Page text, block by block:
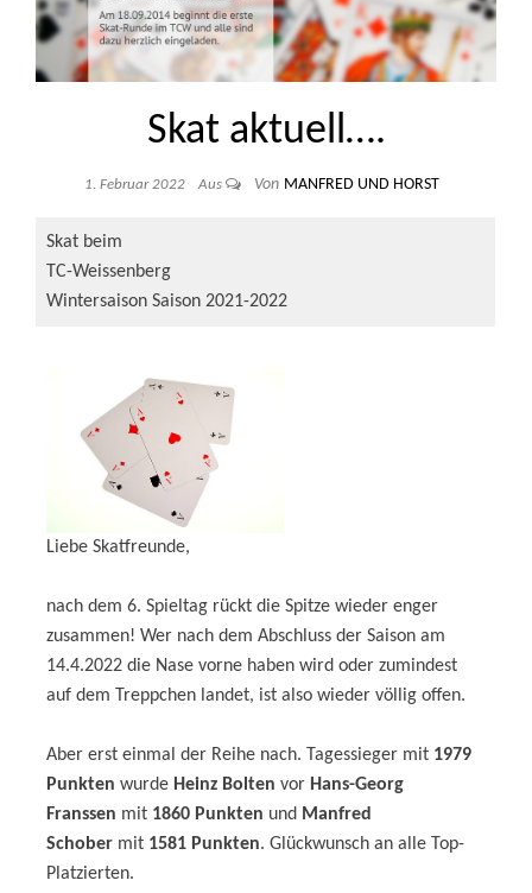
Skat aktuell….
1. Februar 2022 Aus Von MANFRED UND HORST
Skat beim
TC-Weissenberg
Wintersaison Saison 2021-2022
Liebe Skatfreunde,
nach dem 6. Spieltag rückt die Spitze wieder enger
zusammen! Wer nach dem Abschluss der Saison am
14.4.2022 die Nase vorne haben wird oder zumindest
auf dem Treppchen landet, ist also wieder völlig offen.
Aber erst einmal der Reihe nach. Tagessieger mit 1979
Punkten wurde Heinz Bolten vor Hans-Georg
Franssen mit 1860 Punkten und Manfred
Schober mit 1581 Punkten. Glückwunsch an alle Top-
Platzierten.